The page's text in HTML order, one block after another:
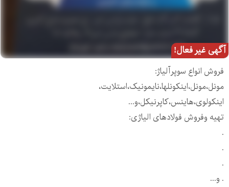
آگهی غیر فعال!
فروش انواع سوپرآلیاژ:
مونل،مونل،اینکونلها،نایمونیک،استلایت،
اینکولوی،هاینس،کاپرنیکل،و...
تهیه وفروش فولادهای الیاژی:
.
.
.
. و...